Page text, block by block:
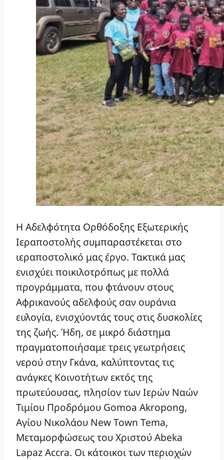
Η Αδελφότητα Ορθόδοξης Εξωτερικής
Ιεραποστολής συμπαραστέκεται στο
ιεραποστολικό μας έργο. Τακτικά μας
ενισχύει ποικιλοτρόπως με πολλά
προγράμματα, που φτάνουν στους
Αφρικανούς αδελφούς σαν ουράνια
ευλογία, ενισχύοντάς τους στις δυσκολίες
της ζωής. Ήδη, σε μικρό διάστημα
πραγματοποιήσαμε τρεις γεωτρήσεις
νερού στην Γκάνα, καλύπτοντας τις
ανάγκες Κοινοτήτων εκτός της
πρωτεύουσας, πλησίον των Ιερών Ναών
Τιμίου Προδρόμου Gomoa Akropong,
Αγίου Νικολάου New Town Tema,
Μεταμορφώσεως του Χριστού Abeka
Lapaz Accra. Οι κάτοικοι των περιοχών